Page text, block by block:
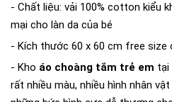
- Chất liệu: vải 100% cotton kiểu
mại cho làn da của bé
- Kích thước 60 x 60 cm free size
- Kho áo choàng tắm trẻ em tại
rất nhiều màu, nhiều hình nhân